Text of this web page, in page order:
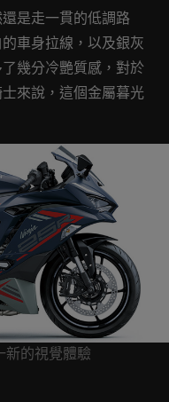
是走一貫的低調路
車身拉線，以及銀灰
幾分冷艷質感，對於
來說，這個金屬暮光
新的視覺體驗